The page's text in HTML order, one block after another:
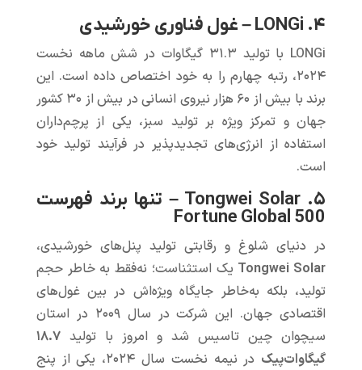
۴. LONGi – غول فناوری خورشیدی
LONGi با تولید ۳۱.۳ گیگاوات‌ در شش ماهه نخست
۲۰۲۴، رتبه چهارم را به خود اختصاص داده است. این
برند با بیش از ۶۰ هزار نیروی انسانی در بیش از ۳۰ کشور
جهان و تمرکز ویژه بر تولید سبز، یکی از پرچم‌داران
استفاده از انرژی‌های تجدیدپذیر در فرآیند تولید خود
است.
۵. Tongwei Solar – تنها برند فهرست
Fortune Global 500
در دنیای شلوغ و رقابتی تولید پنل‌های خورشیدی،
Tongwei Solar یک استثناست؛ نه‌فقط به خاطر حجم
تولید، بلکه به‌خاطر جایگاه ویژه‌اش در بین غول‌های
اقتصادی جهان. این شرکت در سال ۲۰۰۹ در استان
سیچوان چین تاسیس شد و امروز با تولید۱۸.۷
گیگاوات‌پیک
در نیمه نخست سال ۲۰۲۴، یکی از پنج